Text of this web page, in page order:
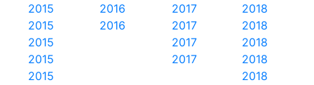
2018
2018
2018
2018
2018
2017
2017
2017
2017
2016
2016
2015
2015
2015
2015
2015